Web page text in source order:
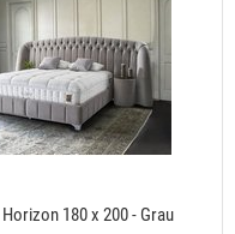
180 x 200 - Grau